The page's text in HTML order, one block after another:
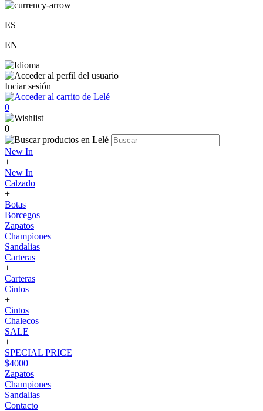
ES
EN
Inciar sesión
0
0
New In
+
New In
Calzado
+
Botas
Borcegos
Zapatos
Championes
Sandalias
Carteras
+
Carteras
Cintos
+
Cintos
Chalecos
SALE
+
SPECIAL PRICE
$4000
Zapatos
Championes
Sandalias
Contacto